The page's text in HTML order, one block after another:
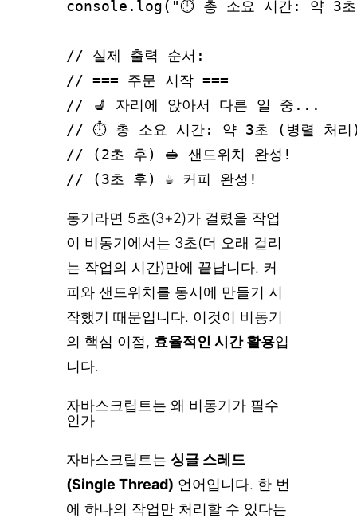
console.log("⏱ 총 소요 시간: 약 3
// 실제 출력 순서:
// === 주문 시작 ===
// 💺 자리에 앉아서 다른 일 중...
// ⏱ 총 소요 시간: 약 3초 (병렬 처
// (2초 후) 🥪 샌드위치 완성!
동기라면 5초(3+2)가 걸렸을 작업
이 비동기에서는 3초(더 오래 걸리
는 작업의 시간)만에 끝납니다. 커
피와 샌드위치를 동시에 만들기 시
작했기 때문입니다. 이것이 비동기
의 핵심 이점, 효율적인 시간 활용입
니다.
자바스크립트는 왜 비동기가 필수
인가
자바스크립트는 싱글 스레드
(Single Thread) 언어입니다. 한 번
에 하나의 작업만 처리할 수 있다는